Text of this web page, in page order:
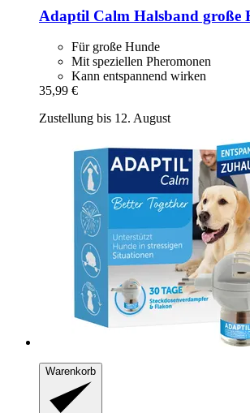
Adaptil Calm Halsband große
Für große Hunde
Mit speziellen Pheromonen
Kann entspannend wirken
35,99 €
Zustellung bis 12. August
Warenkorb